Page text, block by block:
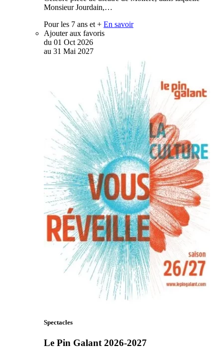
Monsieur Jourdain,…
Pour les 7 ans et + En savoir
Ajouter aux favoris
du 01 Oct 2026
au 31 Mai 2027
Spectacles
Le Pin Galant 2026-2027